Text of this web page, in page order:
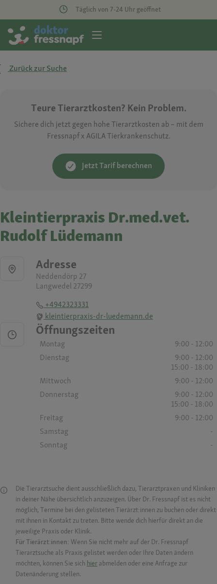
Täglich von 7-24 Uhr geöffnet
Zurück zur Suche
Teure Tierarztkosten? Kein Problem.
Sichere dich jetzt gegen hohe Tierarztkosten ab – mit dem
Fressnapf x AGILA Tierkrankenschutz.
Jetzt Tarif berechnen
Kleintierpraxis Dr.med.vet.
Rudolf Lüdemann
Adresse
Neddendörp 27
Langwedel 27299
+4942323331
kleintierpraxis-dr-luedemann.de
Öffnungszeiten
Montag
9:00 - 12:00
Dienstag
9:00 - 12:00
15:00 - 18:00
Mittwoch
9:00 - 12:00
Donnerstag
9:00 - 12:00
15:00 - 18:00
Freitag
9:00 - 12:00
Samstag
-
Sonntag
-
Die Tierarztsuche dient ausschließlich dazu, Tierarztpraxen und Kliniken
in deiner Nähe übersichtlich anzuzeigen. Über Dr. Fressnapf ist es nicht
möglich, Termine bei den gelisteten Tierärzt:innen zu buchen oder direkt
mit ihnen in Kontakt zu treten. Bitte wende dich hierfür direkt an die
jeweilige Praxis oder Klinik.
Für Tierärzt:innen: Wenn Sie nicht mehr auf der Dr. Fressnapf
Tierarztsuche als Praxis gelistet werden oder Ihre Daten ändern
möchten, können Sie sich hier abmelden oder eine Anfrage zur
Datenänderung stellen.